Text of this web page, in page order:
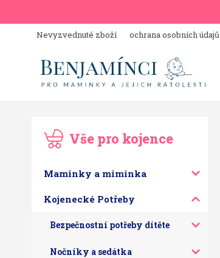
Nevyzvednuté zboží ochrana osobních údajů
Vše pro kojence
Maminky a miminka
Kojenecké Potřeby
Bezpečnostní potřeby dítěte
Nočníky a sedátka